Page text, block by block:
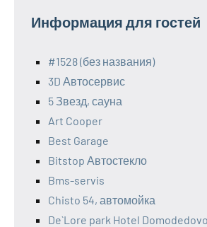
Информация для гостей
#1528 (без названия)
3D Автосервис
5 Звезд, сауна
Art Cooper
Best Garage
Bitstop Автостекло
Bms-servis
Chisto 54, автомойка
De`Lore park Hotel